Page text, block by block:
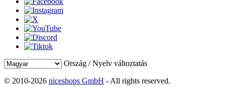
Ország / Nyelv változtatás
© 2010-2026 niceshops GmbH - All rights reserved.